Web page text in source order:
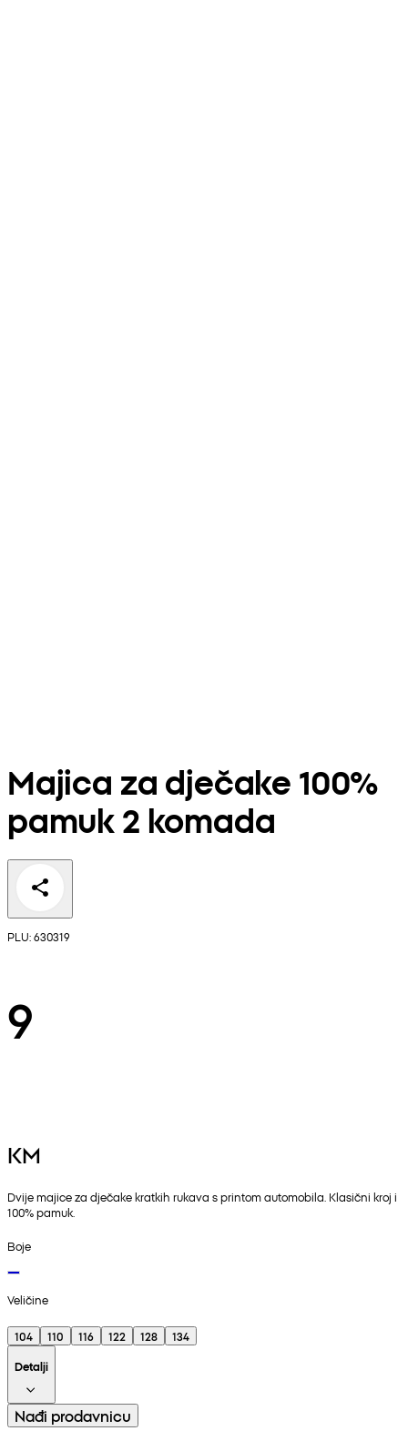
Majica za dječake 100%
pamuk 2 komada
PLU: 630319
9
KM
Dvije majice za dječake kratkih rukava s printom automobila. Klasični kroj i
100% pamuk.
Boje
Veličine
104 110 116 122 128
134
Detalji
Nađi prodavnicu